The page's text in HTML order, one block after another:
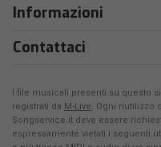
Informazioni
Contattaci
I file musicali presenti su questo
registrati da M-Live. Ogni riutilizzo
Songservice.it deve essere
espressamente vietati i seguenti